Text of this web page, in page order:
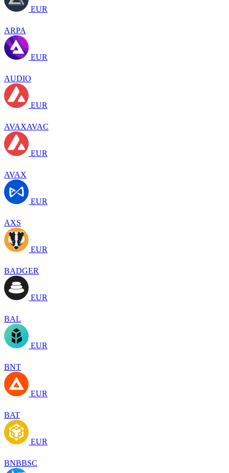
EUR
ARPA
EUR
AUDIO
EUR
AVAXAVAC
EUR
AVAX
EUR
AXS
EUR
BADGER
EUR
BAL
EUR
BNT
EUR
BAT
EUR
BNBBSC